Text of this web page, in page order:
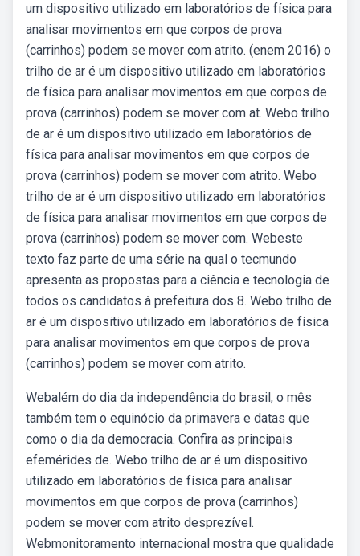
um dispositivo utilizado em laboratórios de física para
analisar movimentos em que corpos de prova
(carrinhos) podem se mover com atrito. (enem 2016) o
trilho de ar é um dispositivo utilizado em laboratórios
de física para analisar movimentos em que corpos de
prova (carrinhos) podem se mover com at. Webo trilho
de ar é um dispositivo utilizado em laboratórios de
física para analisar movimentos em que corpos de
prova (carrinhos) podem se mover com atrito. Webo
trilho de ar é um dispositivo utilizado em laboratórios
de física para analisar movimentos em que corpos de
prova (carrinhos) podem se mover com. Webeste
texto faz parte de uma série na qual o tecmundo
apresenta as propostas para a ciência e tecnologia de
todos os candidatos à prefeitura dos 8. Webo trilho de
ar é um dispositivo utilizado em laboratórios de física
para analisar movimentos em que corpos de prova
(carrinhos) podem se mover com atrito.
Webalém do dia da independência do brasil, o mês
também tem o equinócio da primavera e datas que
como o dia da democracia. Confira as principais
efemérides de. Webo trilho de ar é um dispositivo
utilizado em laboratórios de física para analisar
movimentos em que corpos de prova (carrinhos)
podem se mover com atrito desprezível.
Webmonitoramento internacional mostra que qualidade